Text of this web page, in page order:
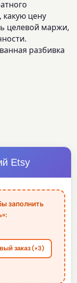
какую цену
целевой маржи,
разбивка
Etsy
заполнить
заказ (×3)